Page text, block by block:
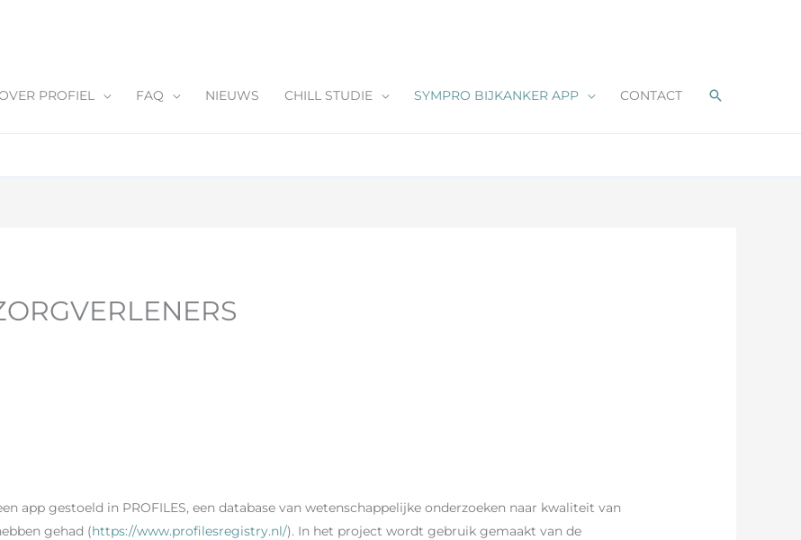
PROFIEL FAQ NIEUWS CHILL STUDIE SYMPRO BIJKANKER APP CONTACT Zoeken
app gestoeld in PROFILES, een database van wetenschappelijke onderzoeken naar kwaliteit van
gehad (https://www.profilesregistry.nl/). In het project wordt gebruik gemaakt van de